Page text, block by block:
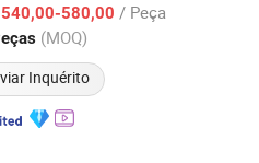
540,00-580,00 / Peça
(MOQ)
Inquérito
Desde 2016